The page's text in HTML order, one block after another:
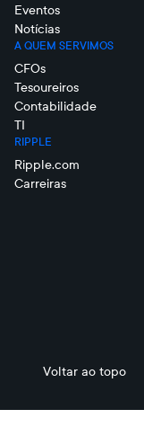
Eventos
Notícias
A QUEM SERVIMOS
CFOs
Tesoureiros
Contabilidade
TI
RIPPLE
Ripple.com
Carreiras
Voltar ao topo